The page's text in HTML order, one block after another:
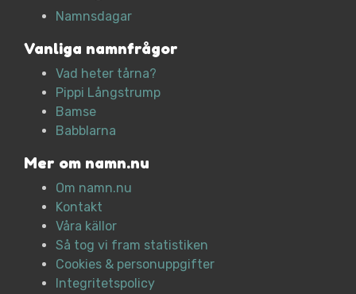
Namnsdagar
Vanliga namnfrågor
Vad heter tårna?
Pippi Långstrump
Bamse
Babblarna
Mer om namn.nu
Om namn.nu
Kontakt
Våra källor
Så tog vi fram statistiken
Cookies & personuppgifter
Integritetspolicy